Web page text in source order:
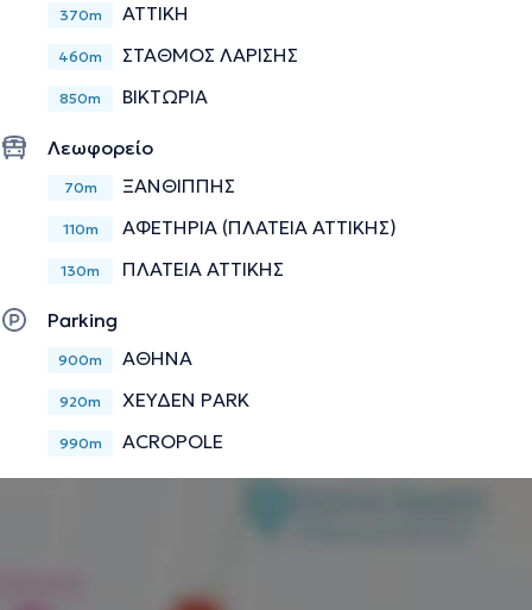
370m ΑΤΤΙΚΗ
460m ΣΤΑΘΜΟΣ ΛΑΡΙΣΗΣ
850m ΒΙΚΤΩΡΙΑ
Λεωφορείο
70m ΞΑΝΘΙΠΠΗΣ
110m ΑΦΕΤΗΡΙΑ (ΠΛΑΤΕΙΑ ΑΤΤΙΚΗΣ)
130m ΠΛΑΤΕΙΑ ΑΤΤΙΚΗΣ
Parking
900m ΑΘΗΝΑ
920m ΧΕΥΔΕΝ PARK
990m ACROPOLE